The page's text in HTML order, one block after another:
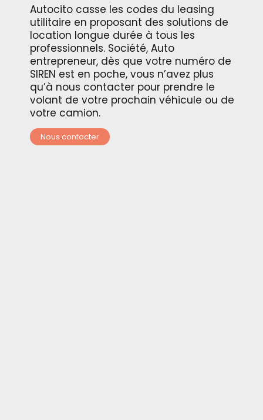
Autocito casse les codes du leasing
utilitaire en proposant des solutions de
location longue durée à tous les
professionnels. Société, Auto
entrepreneur, dès que votre numéro de
SIREN est en poche, vous n’avez plus
qu’à nous contacter pour prendre le
volant de votre prochain véhicule ou de
votre camion.
Nous contacter